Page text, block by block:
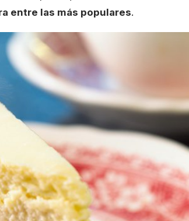
entre las más populares.